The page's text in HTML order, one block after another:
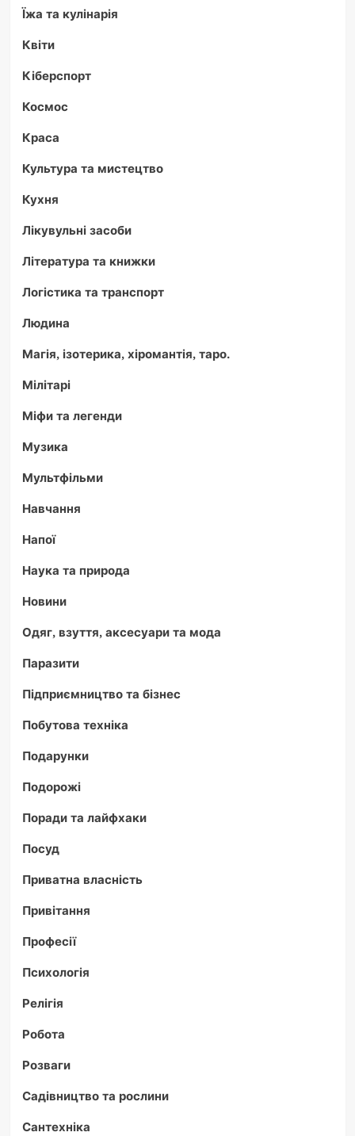
Їжа та кулінарія
Квіти
Кіберспорт
Космос
Краса
Культура та мистецтво
Кухня
Лікувульні засоби
Література та книжки
Логістика та транспорт
Людина
Магія, ізотерика, хіромантія, таро.
Мілітарі
Міфи та легенди
Музика
Мультфільми
Навчання
Напої
Наука та природа
Новини
Одяг, взуття, аксесуари та мода
Паразити
Підприємництво та бізнес
Побутова техніка
Подарунки
Подорожі
Поради та лайфхаки
Посуд
Приватна власність
Привітання
Професії
Психологія
Релігія
Робота
Розваги
Садівництво та рослини
Сантехніка